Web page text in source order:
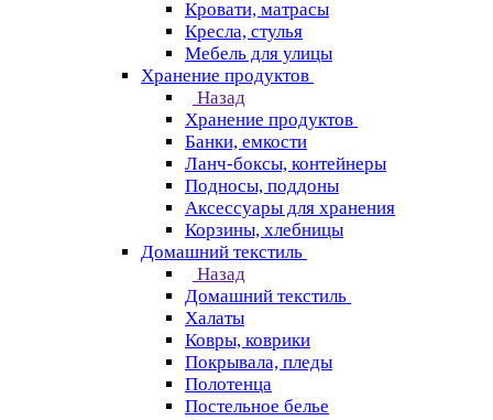
Кровати, матрасы
Кресла, стулья
Мебель для улицы
Хранение продуктов
Назад
Хранение продуктов
Банки, емкости
Ланч-боксы, контейнеры
Подносы, поддоны
Аксессуары для хранения
Корзины, хлебницы
Домашний текстиль
Назад
Домашний текстиль
Халаты
Ковры, коврики
Покрывала, пледы
Полотенца
Постельное белье